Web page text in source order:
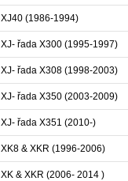
XJ40 (1986-1994)
XJ- řada X300 (1995-1997)
XJ- řada X308 (1998-2003)
XJ- řada X350 (2003-2009)
XJ- řada X351 (2010-)
XK8 & XKR (1996-2006)
XK & XKR (2006- 2014 )